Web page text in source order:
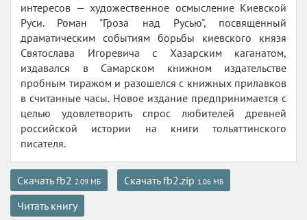
интересов — художественное осмысление Киевской
Руси. Роман "Гроза над Русью", посвященный
драматическим событиям борьбы киевского князя
Святослава Игоревича с Хазарским каганатом,
издавался в Самарском книжном издательстве
пробным тиражом и разошелся с книжных прилавков
в считанные часы. Новое издание предпринимается с
целью удовлетворить спрос любителей древней
российской истории на книги тольяттинского
писателя.
Скачать fb2 2.09 МБ Скачать fb2.zip 1.06 МБ
Читать книгу